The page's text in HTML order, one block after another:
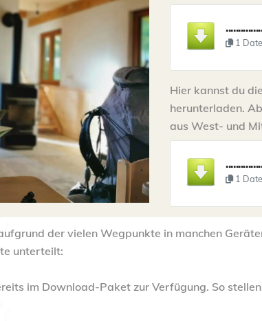
1
Hier kannst du
herunterladen.
aus West- und
1
der vielen Wegpunkte in manchen
unterteilt:
im Download-Paket zur Verfügung. So